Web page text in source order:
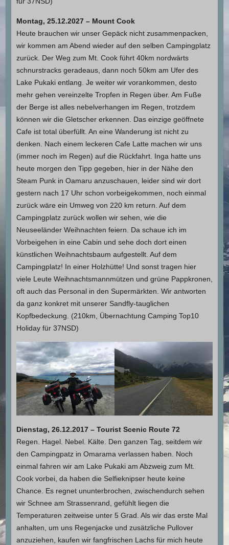
Montag, 25.12.2027 – Mount Cook
Heute brauchen wir unser Gepäck nicht zusammenpacken,
wir kommen am Abend wieder auf den selben Campingplatz
zurück. Der Weg zum Mt. Cook führt 40km nordwärts
schnurstracks geradeaus, dann noch 50km am Ufer des
Lake Pukaki entlang. Je weiter wir vorankommen, desto
mehr gehen vereinzelte Tropfen in Regen über. Am Fuße
der Berge ist alles nebelverhangen im Regen, trotzdem
können wir die Gletscher erkennen. Das einzige geöffnete
Cafe ist total überfüllt. An eine Wanderung ist nicht zu
denken. Nach einem leckeren Cafe Latte machen wir uns
(immer noch im Regen) auf die Rückfahrt. Inga hatte uns
heute morgen den Tipp gegeben, hier in der Nähe den
Steam Punk in Oamaru anzuschauen, leider sind wir dort
gestern nach 17 Uhr schon vorbeigekommen, noch einmal
zurück wäre ein Umweg von 220 km return. Auf dem
Campingplatz zurück wollen wir sehen, wie die
Neuseeländer Weihnachten feiern. Da schaue ich im
Vorbeigehen in eine Cabin und sehe doch dort einen
künstlichen Weihnachtsbaum aufgestellt. Auf dem
Campingplatz! In einer Holzhütte! Und sonst tragen hier
viele Leute Weihnachtsmannmützen und grüne Pappkronen,
oft auch das Personal in den Supermärkten. Wir antworten
da ganz konkret mit unserer Sandfly-tauglichen
Kopfbedeckung. (210km, Übernachtung Camping Top10
Holiday für 37NSD)
Dienstag, 26.12.2017 – Tourist Scenic Route 72
Regen. Hagel. Nebel. Kälte. Den ganzen Tag, seitdem wir
den Campingpatz in Omarama verlassen haben. Noch
einmal fahren wir am Lake Pukaki am Abzweig zum Mt.
Cook vorbei, da haben die Selfieknipser heute keine
Chance. Es regnet ununterbrochen, zwischendurch sehen
wir Schnee am Strassenrand, gefühlt liegen die
Temperaturen zeitweise unter 5 Grad. Als wir das erste Mal
anhalten, um uns Regenjacke und zusätzliche Pullover
anzuziehen, kaufen wir fangfrischen Lachs für mich heute